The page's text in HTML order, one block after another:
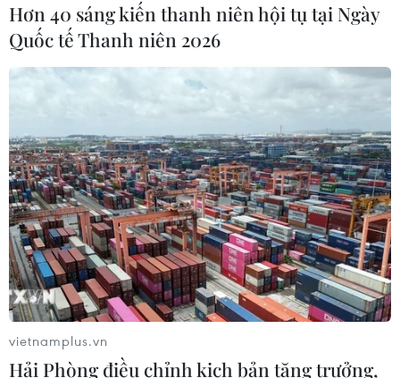
Hơn 40 sáng kiến thanh niên hội tụ tại Ngày
Quốc tế Thanh niên 2026
vietnamplus.vn
Hải Phòng điều chỉnh kịch bản tăng trưởng,